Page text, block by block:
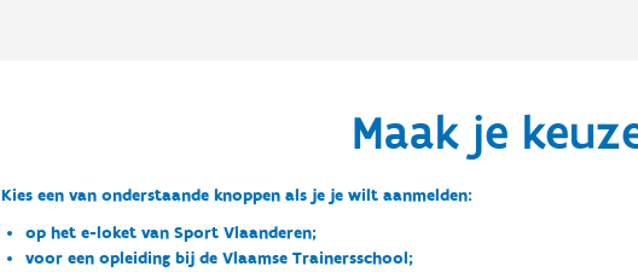
Maak je
Kies een van onderstaande knoppen als je je wilt aanmelden:
op het e-loket van Sport Vlaanderen;
voor een opleiding bij de Vlaamse Trainersschool;